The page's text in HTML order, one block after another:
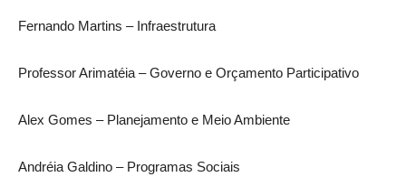
Fernando Martins – Infraestrutura
Professor Arimatéia – Governo e Orçamento Participativo
Alex Gomes – Planejamento e Meio Ambiente
Andréia Galdino – Programas Sociais